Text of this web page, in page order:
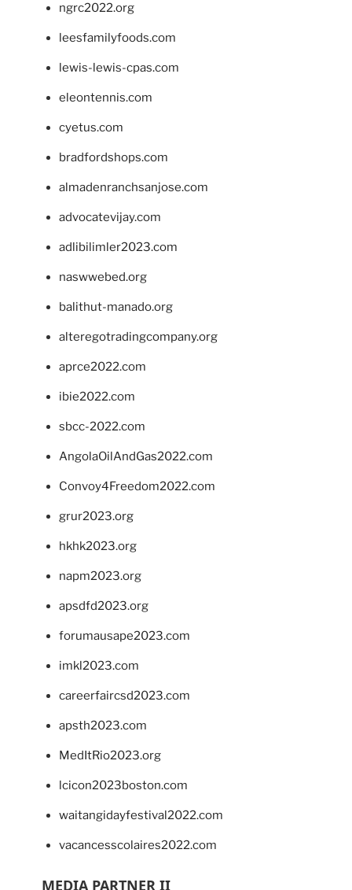
ngrc2022.org
leesfamilyfoods.com
lewis-lewis-cpas.com
eleontennis.com
cyetus.com
bradfordshops.com
almadenranchsanjose.com
advocatevijay.com
adlibilimler2023.com
naswwebed.org
balithut-manado.org
alteregotradingcompany.org
aprce2022.com
ibie2022.com
sbcc-2022.com
AngolaOilAndGas2022.com
Convoy4Freedom2022.com
grur2023.org
hkhk2023.org
napm2023.org
apsdfd2023.org
forumausape2023.com
imkl2023.com
careerfaircsd2023.com
apsth2023.com
MedItRio2023.org
lcicon2023boston.com
waitangidayfestival2022.com
vacancesscolaires2022.com
MEDIA PARTNER II